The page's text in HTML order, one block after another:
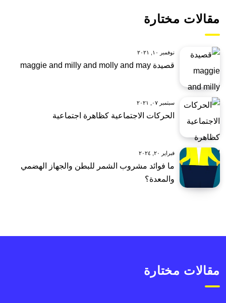
مقالات مختارة
نوفمبر ١٠, ٢٠٢١
قصيدة maggie and milly and molly and may
سبتمبر ٠٧, ٢٠٢١
الحركات الاجتماعية كظاهرة اجتماعية
فبراير ٢٠, ٢٠٢٤
ما فوائد مشروب الشمر للبطن والجهاز الهضمي
والمعدة؟
مقالات مختارة